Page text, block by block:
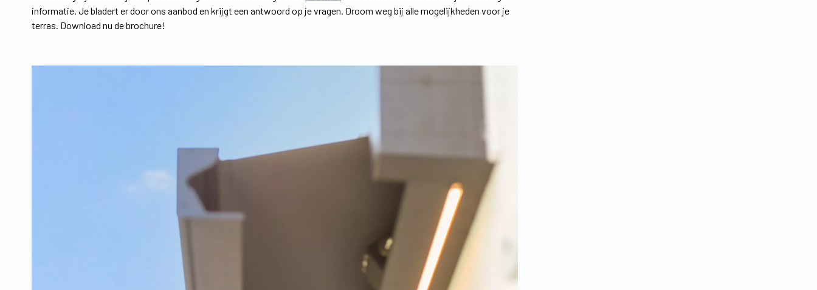
informatie. Je bladert er door ons aanbod en krijgt een antwoord op je vragen. Droom weg bij alle mogelijkheden voor je
terras. Download nu de brochure!